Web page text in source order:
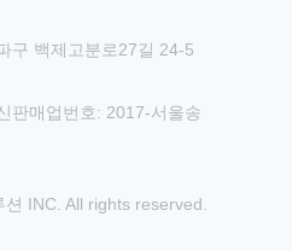
구 백제고분로27길 24-5
판매업번호: 2017-서울송
INC. All rights reserved.